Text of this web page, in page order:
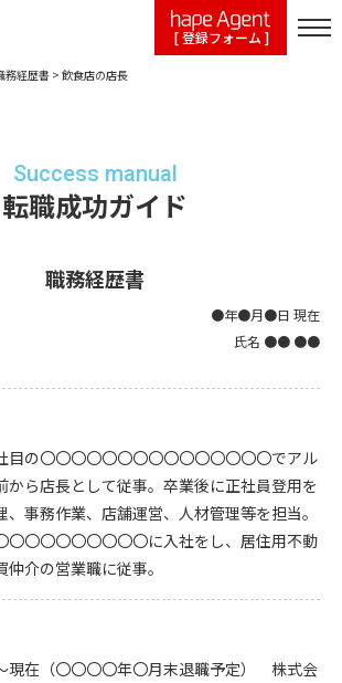
[ 登録フォーム ]
務経歴書 > 飲食店の店長
Success manual
転職成功ガイド
職務経歴書
●年●月●日 現在
氏名 ●● ●●
目の〇〇〇〇〇〇〇〇〇〇〇〇〇〇〇でアル
から店長として従事。卒業後に正社員登用を
、事務作業、店舗運営、人材管理等を担当。
〇〇〇〇〇〇〇〇〇に入社をし、居住用不動
介の営業職に従事。
現在（〇〇〇〇年〇月末退職予定） 株式会